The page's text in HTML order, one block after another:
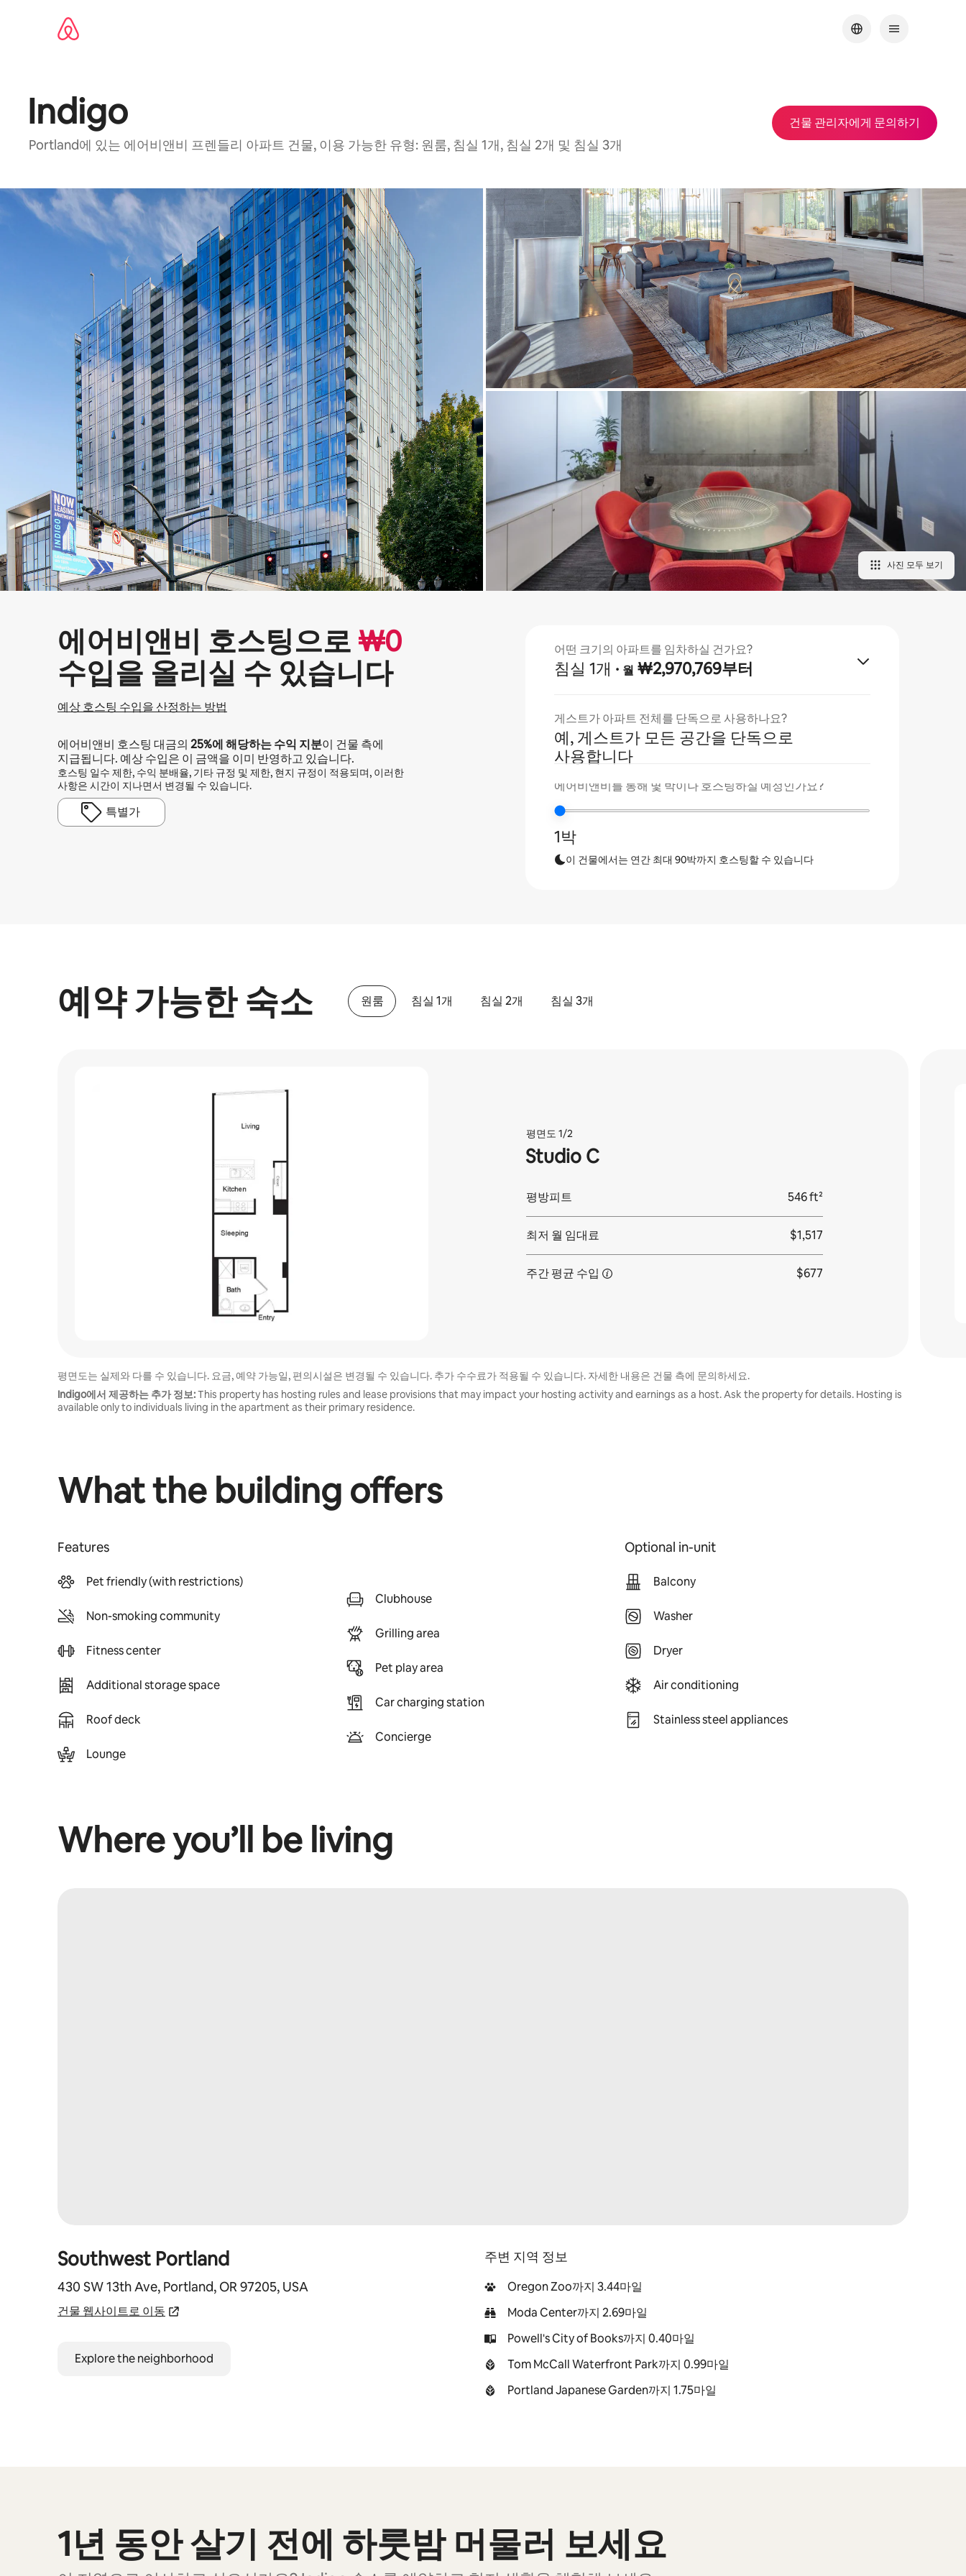
Indigo
Portland에 있는 에어비앤비 프렌들리 아파트 건물, 이용 가능한 유형: 원룸, 침실 1개, 침실 2개 및 침실 3개
건물 관리자에게 문의하기
사진 모두 보기
에어비앤비 호스팅으로 ₩0
수입을 올리실 수 있습니다
예상 호스팅 수입을 산정하는 방법
에어비앤비 호스팅 대금의 25%에 해당하는 수익 지분이 건물 측에
지급됩니다. 예상 수입은 이 금액을 이미 반영하고 있습니다.
호스팅 일수 제한, 수익 분배율, 기타 규정 및 제한, 현지 규정이 적용되며, 이러한
사항은 시간이 지나면서 변경될 수 있습니다.
특별가
어떤 크기의 아파트를 임차하실 건가요?
침실 1개 · 월 ₩2,970,769부터
게스트가 아파트 전체를 단독으로 사용하나요?
예, 게스트가 모든 공간을 단독으로
사용합니다
에어비앤비를 통해 몇 박이나 호스팅하실 예정인가요?
1박
이 건물에서는 연간 최대 90박까지 호스팅할 수 있습니다
예약 가능한 숙소 원룸 침실 1개 침실 2개 침실 3개
평면도 1/2
Studio C
평방피트 546 ft²
최저 월 임대료 $1,517
주간 평균 수입 $677
평면도는 실제와 다를 수 있습니다. 요금, 예약 가능일, 편의시설은 변경될 수 있습니다. 추가 수수료가 적용될 수 있습니다. 자세한 내용은 건물 측에 문의하세요.
Indigo에서 제공하는 추가 정보:This property has hosting rules and lease provisions that may impact your hosting activity and earnings as a host. Ask the property for details. Hosting is
available only to individuals living in the apartment as their primary residence.
What the building offers
Features
Pet friendly (with restrictions)
Non-smoking community
Fitness center
Additional storage space
Roof deck
Lounge
Clubhouse
Grilling area
Pet play area
Car charging station
Concierge
Optional in-unit
Balcony
Washer
Dryer
Air conditioning
Stainless steel appliances
Where you’ll be living
Southwest Portland
430 SW 13th Ave, Portland, OR 97205, USA
건물 웹사이트로 이동
Explore the neighborhood
주변 지역 정보
Oregon Zoo까지 3.44마일
Moda Center까지 2.69마일
Powell's City of Books까지 0.40마일
Tom McCall Waterfront Park까지 0.99마일
Portland Japanese Garden까지 1.75마일
1년 동안 살기 전에 하룻밤 머물러 보세요
0개 중 0개 표시됨